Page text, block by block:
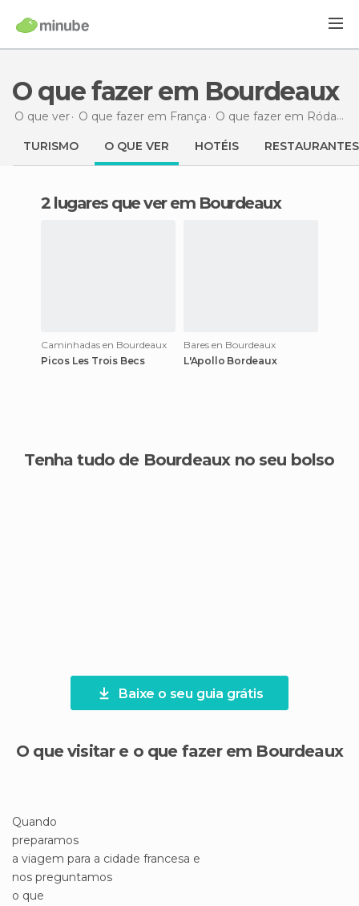
O que fazer em Bourdeaux
O que ver O que fazer em França O que fazer em Ródano-Alpes
TURISMO O QUE VER HOTÉIS RESTAURANTES
2 lugares que ver em Bourdeaux
Caminhadas en Bourdeaux
Picos Les Trois Becs
Bares en Bourdeaux
L'Apollo Bordeaux
Tenha tudo de Bourdeaux no seu bolso
Baixe o seu guia grátis
O que visitar e o que fazer em Bourdeaux
Quando
preparamos
a viagem para a cidade francesa e
nos preguntamos
o que